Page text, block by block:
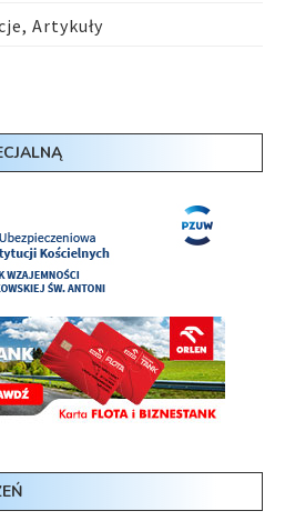
Artykuły